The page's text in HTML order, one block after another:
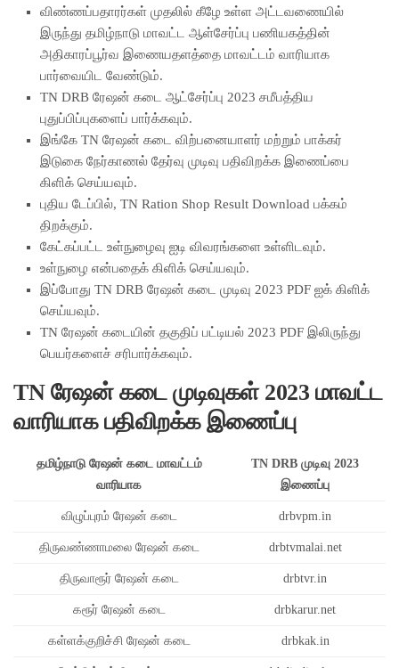
விண்ணப்பதாரர்கள் முதலில் கீழே உள்ள அட்டவணையில்
இருந்து தமிழ்நாடு மாவட்ட ஆள்சேர்ப்பு பணியகத்தின்
அதிகாரப்பூர்வ இணையதளத்தை மாவட்டம் வாரியாக
பார்வையிட வேண்டும்.
TN DRB ரேஷன் கடை ஆட்சேர்ப்பு 2023 சமீபத்திய
புதுப்பிப்புகளைப் பார்க்கவும்.
இங்கே TN ரேஷன் கடை விற்பனையாளர் மற்றும் பாக்கர்
இடுகை நேர்காணல் தேர்வு முடிவு பதிவிறக்க இணைப்பை
கிளிக் செய்யவும்.
புதிய டேப்பில், TN Ration Shop Result Download பக்கம்
திறக்கும்.
கேட்கப்பட்ட உள்நுழைவு ஐடி விவரங்களை உள்ளிடவும்.
உள்நுழை என்பதைக் கிளிக் செய்யவும்.
இப்போது TN DRB ரேஷன் கடை முடிவு 2023 PDF ஐக் கிளிக்
செய்யவும்.
TN ரேஷன் கடையின் தகுதிப் பட்டியல் 2023 PDF இலிருந்து
பெயர்களைச் சரிபார்க்கவும்.
TN ரேஷன் கடை முடிவுகள் 2023 மாவட்ட
வாரியாக பதிவிறக்க இணைப்பு
தமிழ்நாடு ரேஷன் கடை மாவட்டம்
வாரியாக
TN DRB முடிவு 2023
இணைப்பு
விழுப்புரம் ரேஷன் கடை drbvpm.in
திருவண்ணாமலை ரேஷன் கடை drbtvmalai.net
திருவாரூர் ரேஷன் கடை drbtvr.in
கரூர் ரேஷன் கடை drbkarur.net
கள்ளக்குறிச்சி ரேஷன் கடை drbkak.in